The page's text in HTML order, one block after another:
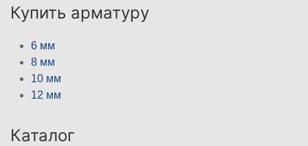
Купить арматуру
6 мм
8 мм
10 мм
12 мм
Каталог